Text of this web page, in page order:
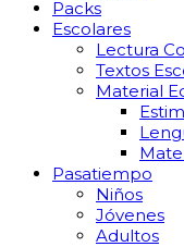
Packs
Escolares
Lectura
Textos
Material
Pasatiempo
Niños
Jóvenes
Adultos